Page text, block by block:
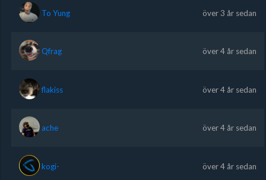
To Yung över 3 år sedan
Qfrag över 4 år sedan
flakiss över 4 år sedan
ache över 4 år sedan
kogi- över 4 år sedan